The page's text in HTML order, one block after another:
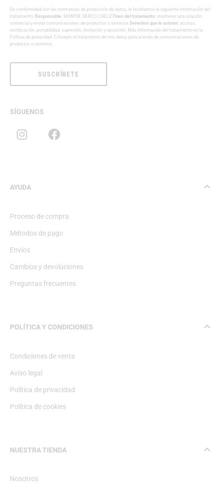
De conformidad con las normativas de protección de datos, le facilitamos la siguiente información del
tratamiento: Responsable: MONTSE SIERCO CHELIZ Fines del tratamiento: mantener una relación
comercial y enviar comunicaciones de productos o servicios Derechos que le asisten: acceso,
rectificación, portabilidad, supresión, limitación y oposición. Más información del tratamiento en la
Política de privacidad . O Acepto el tratamiento de mis datos para el envío de comunicaciones de
productos o servicios.
SUSCRÍBETE
SÍGUENOS
AYUDA
Proceso de compra
Métodos de pago
Envíos
Cambios y devoluciones
Preguntas frecuentes
POLÍTICA Y CONDICIONES
Condiciones de venta
Aviso legal
Política de privacidad
Política de cookies
NUESTRA TIENDA
Nosotros